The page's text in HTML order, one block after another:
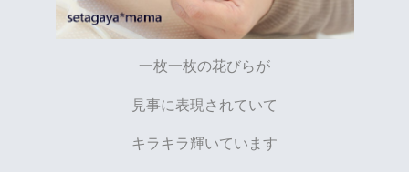
一枚一枚の花びらが
見事に表現されていて
キラキラ輝いています